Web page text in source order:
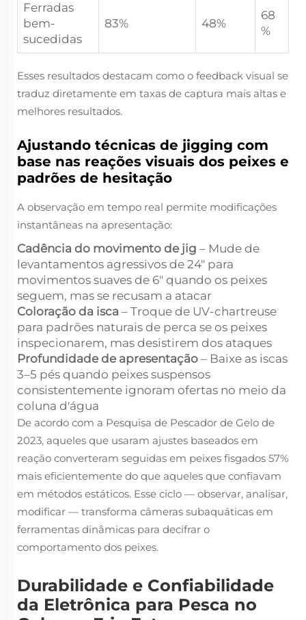
Ferradas
bem-
sucedidas
83% 48%
68
%
Esses resultados destacam como o feedback visual se
traduz diretamente em taxas de captura mais altas e
melhores resultados.
Ajustando técnicas de jigging com
base nas reações visuais dos peixes e
padrões de hesitação
A observação em tempo real permite modificações
instantâneas na apresentação:
Cadência do movimento de jig – Mude de
levantamentos agressivos de 24" para
movimentos suaves de 6" quando os peixes
seguem, mas se recusam a atacar
Coloração da isca – Troque de UV-chartreuse
para padrões naturais de perca se os peixes
inspecionarem, mas desistirem dos ataques
Profundidade de apresentação – Baixe as iscas
3–5 pés quando peixes suspensos
consistentemente ignoram ofertas no meio da
coluna d'água
De acordo com a Pesquisa de Pescador de Gelo de
2023, aqueles que usaram ajustes baseados em
reação converteram seguidas em peixes fisgados 57%
mais eficientemente do que aqueles que confiavam
em métodos estáticos. Esse ciclo — observar, analisar,
modificar — transforma câmeras subaquáticas em
ferramentas dinâmicas para decifrar o
comportamento dos peixes.
Durabilidade e Confiabilidade
da Eletrônica para Pesca no